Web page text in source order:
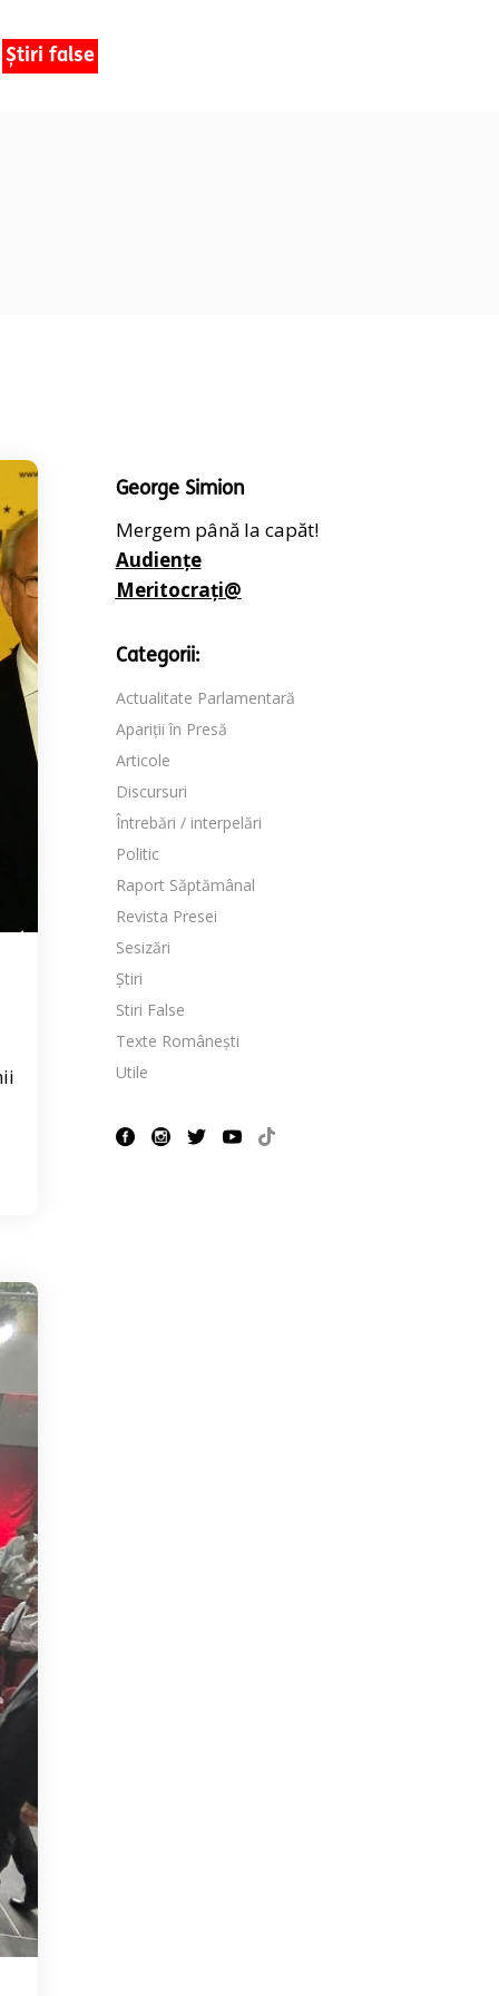
Știri false
George Simion
Mergem până la capăt!
Audiențe
Meritocrați@
Categorii:
Actualitate Parlamentară
Apariții în Presă
Articole
Discursuri
Întrebări / interpelări
Politic
Raport Săptămânal
Revista Presei
Sesizări
Știri
Stiri False
Texte Românești
Utile